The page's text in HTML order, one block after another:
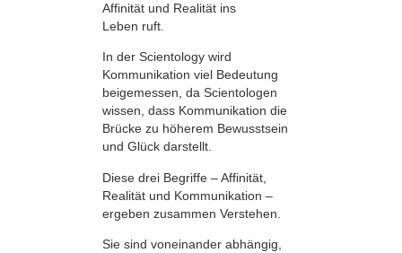
Affinität und Realität ins
Leben ruft.
In der Scientology wird
Kommunikation viel Bedeutung
beigemessen, da Scientologen
wissen, dass Kommunikation die
Brücke zu höherem Bewusstsein
und Glück darstellt.
Diese drei Begriffe – Affinität,
Realität und Kommunikation –
ergeben zusammen Verstehen.
Sie sind voneinander abhängig,